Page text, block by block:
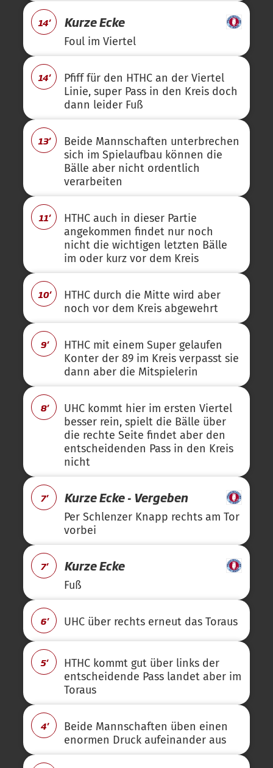
14' Kurze Ecke
Foul im Viertel
14'
Pfiff für den HTHC an der Viertel
Linie, super Pass in den Kreis doch
dann leider Fuß
13'
Beide Mannschaften unterbrechen
sich im Spielaufbau können die
Bälle aber nicht ordentlich
verarbeiten
11'
HTHC auch in dieser Partie
angekommen findet nur noch
nicht die wichtigen letzten Bälle
im oder kurz vor dem Kreis
10'
HTHC durch die Mitte wird aber
noch vor dem Kreis abgewehrt
9'
HTHC mit einem Super gelaufen
Konter der 89 im Kreis verpasst sie
dann aber die Mitspielerin
8'
UHC kommt hier im ersten Viertel
besser rein, spielt die Bälle über
die rechte Seite findet aber den
entscheidenden Pass in den Kreis
nicht
7' Kurze Ecke - Vergeben
Per Schlenzer Knapp rechts am Tor
vorbei
7' Kurze Ecke
Fuß
6' UHC über rechts erneut das Toraus
5'
HTHC kommt gut über links der
entscheidende Pass landet aber im
Toraus
4'
Beide Mannschaften üben einen
enormen Druck aufeinander aus